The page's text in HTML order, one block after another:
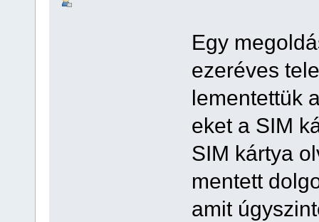
Egy
ezeréves
lementettük
eket a SIM
SIM kártya
mentett
amit